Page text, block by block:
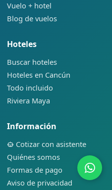
Vuelo + hotel
Blog de vuelos
Hoteles
Buscar hoteles
Hoteles en Cancún
Todo incluido
Riviera Maya
Información
Cotizar con asistente
Quiénes somos
Formas de pago
Aviso de privacidad